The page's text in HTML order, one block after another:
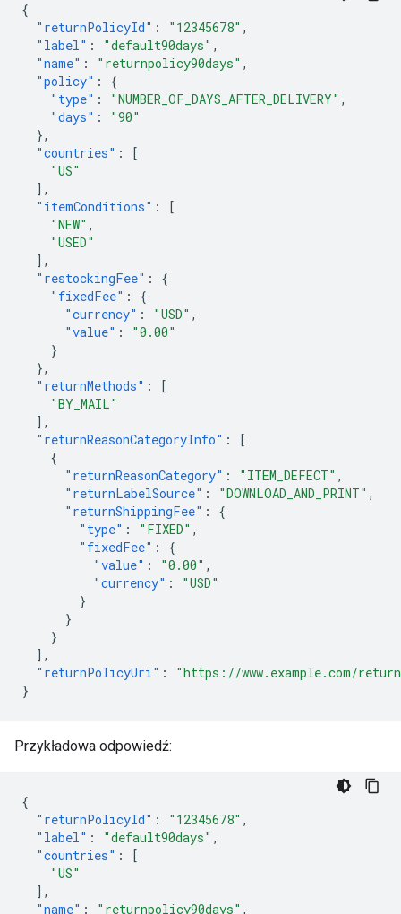
{
"returnPolicyId" : "12345678" ,
"label" : "default90days" ,
"name" : "returnpolicy90days" ,
"policy" :
{
"type" : "NUMBER_OF_DAYS_AFTER_DELIVERY" ,
"days" :
"90"
},
"countries" :
[
"US"
],
"itemConditions" :
[
"NEW" ,
"USED"
],
"restockingFee" :
{
"fixedFee" :
{
"currency" : "USD" ,
"value" :
"0.00"
}
},
"returnMethods" :
[
"BY_MAIL"
],
"returnReasonCategoryInfo" :
[
{
"returnReasonCategory" : "ITEM_DEFECT" ,
"returnLabelSource" : "DOWNLOAD_AND_PRINT" ,
"returnShippingFee" :
{
"type" : "FIXED" ,
"fixedFee" :
{
"value" : "0.00" ,
"currency" :
"USD"
}
}
}
],
"returnPolicyUri" :
"https://www.example.com/
}
Przykładowa odpowiedź:
{
"returnPolicyId" : "12345678" ,
"label" : "default90days" ,
"countries" :
[
"US"
],
"name" : "returnpolicy90days" ,